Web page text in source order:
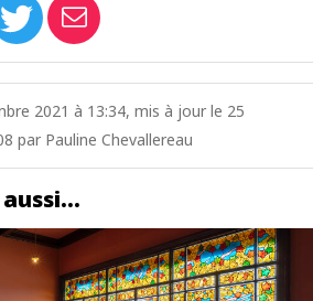
2021 à 13:34, mis à jour le 25
par Pauline Chevallereau